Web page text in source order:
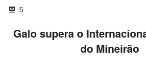
5
Galo supera o
do Mineirão